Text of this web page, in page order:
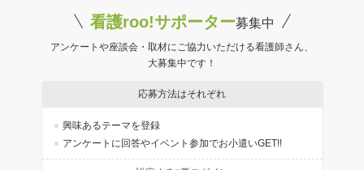
看護roo!サポーター募集中
アンケートや座談会・取材にご協力いただける看護師さん、
大募集中です！
応募方法はそれぞれ
興味あるテーマを登録
アンケートに回答やイベント参加でお小遣いGET!!